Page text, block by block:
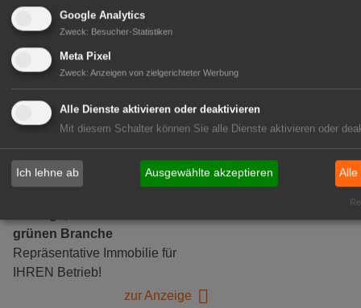
Gärtnerei Hanns
Mitarbeiter (m/w/d) für unsere
Logistikhalle
Herongen
zur Stellenanzeige
GABOT Immobilienangebote
grünen Branche
Repräsentative Immobilie für
IHREN Betrieb!
zur Anzeige
Google Analytics
Zweck: Besucher-Statistiken
Meta Pixel
Zweck: Anzeigen von zielgerichteter Werbung
Alle Dienste aktivieren oder deaktivieren
Mit diesem Schalter können Sie alle Dienste aktivieren oder
Ich lehne ab Ausgewählte akzeptieren Alle